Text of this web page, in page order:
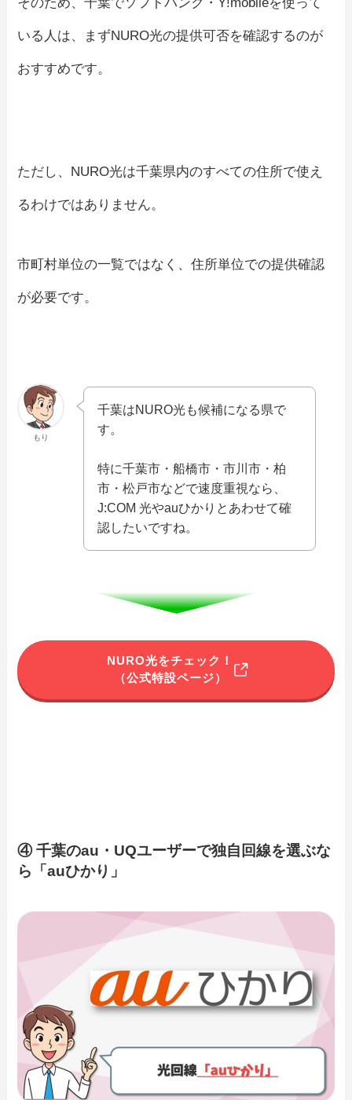
そのため、千葉でソフトバンク・Y!mobileを使って
いる人は、まずNURO光の提供可否を確認するのが
おすすめです。
ただし、NURO光は千葉県内のすべての住所で使え
るわけではありません。
市町村単位の一覧ではなく、住所単位での提供確認
が必要です。
もり
千葉はNURO光も候補になる県で
す。
特に千葉市・船橋市・市川市・柏
市・松戸市などで速度重視なら、
J:COM 光やauひかりとあわせて確
認したいですね。
NURO光をチェック！
（公式特設ページ）
④ 千葉のau・UQユーザーで独自回線を選ぶな
ら「auひかり」